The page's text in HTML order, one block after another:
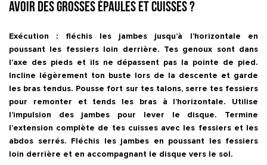
avoir des grosses épaules et cuisses ?
Exécution : fléchis les jambes jusqu’à l’horizontale en
poussant les fessiers loin derrière. Tes genoux sont dans
l’axe des pieds et ils ne dépassent pas la pointe de pied.
Incline légèrement ton buste lors de la descente et garde
les bras tendus. Pousse fort sur tes talons, serre tes fessiers
pour remonter et tends les bras à l’horizontale. Utilise
l’impulsion des jambes pour lever le disque. Termine
l’extension complète de tes cuisses avec les fessiers et les
abdos serrés. Fléchis les jambes en poussant les fessiers
loin derrière et en accompagnant le disque vers le sol.